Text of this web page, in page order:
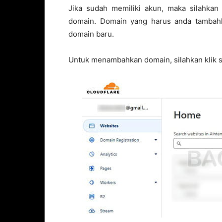
Jika sudah memiliki akun, maka
domain. Domain yang harus anda
domain baru.
Untuk menambahkan domain, silahkan klik